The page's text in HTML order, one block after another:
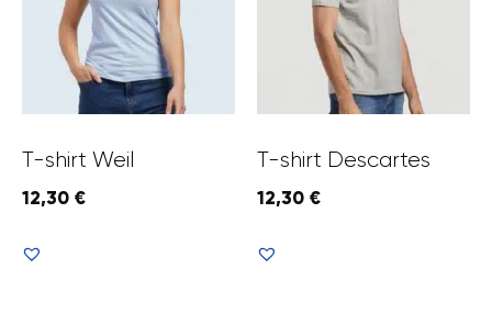
T-shirt Weil
12,30 €
T-shirt Descartes
12,30 €